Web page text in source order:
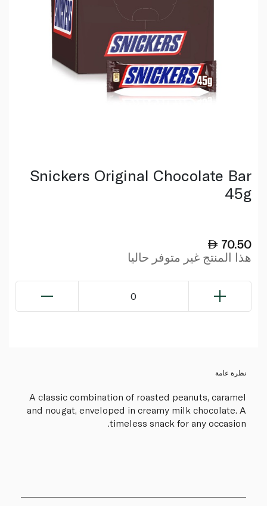
Snickers Original Chocolate Bar
45g
70.50
هذا المنتج غير متوفر حاليا
0
نظرة عامة
A classic combination of roasted peanuts, caramel
and nougat, enveloped in creamy milk chocolate. A
timeless snack for any occasion.